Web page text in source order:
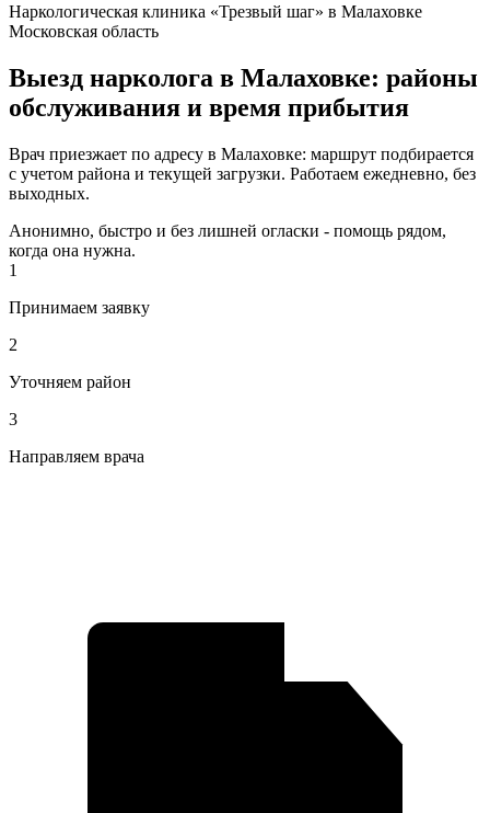
Наркологическая клиника «Трезвый шаг» в Малаховке
Московская область
Выезд нарколога в Малаховке: районы
обслуживания и время прибытия
Врач приезжает по адресу в Малаховке: маршрут подбирается
с учетом района и текущей загрузки. Работаем ежедневно, без
выходных.
Анонимно, быстро и без лишней огласки - помощь рядом,
когда она нужна.
1
Принимаем заявку
2
Уточняем район
3
Направляем врача